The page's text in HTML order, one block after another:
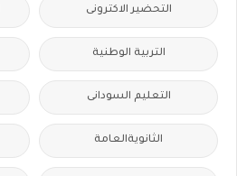
التحضير الاكترونى
التربية الوطنية
التعليم السودانى
الثانويةالعامة